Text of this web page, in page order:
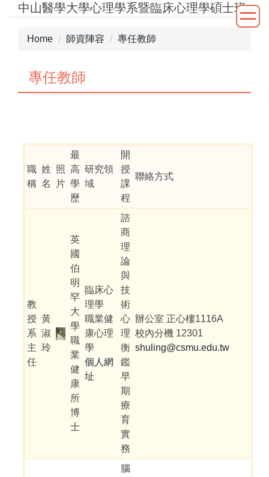
Jump中山醫學大學心理學系暨臨床心理學碩士班
Home 師資陣容 專任教師
專任教師
職
稱
姓
名
照
片
最
高
學
歷
研究領
域
開
授
課
程
聯絡方式
教
授
系
主
任
黃
淑
玲
英
國
伯
明
罕
大
學
職
業
健
康
所
博
士
臨床心
理學
職業健
康心理
學
個人網
址
諮
商
理
論
與
技
術
心
理
衡
鑑
早
期
療
育
實
務
辦公室 正心樓1116A
校內分機 12301
shuling@csmu.edu.tw
腦